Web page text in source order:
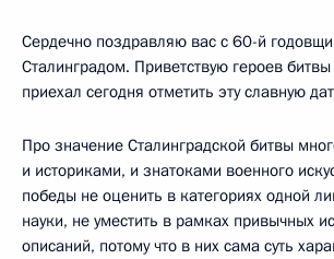
Сердечно поздравляю вас с 60-й
Сталинградом. Приветствую героев битвы
приехал сегодня отметить эту славную
Про значение Сталинградской битвы
и историками, и знатоками военного
победы не оценить в категориях одной
науки, не уместить в рамках привычных
описаний, потому что в них сама суть